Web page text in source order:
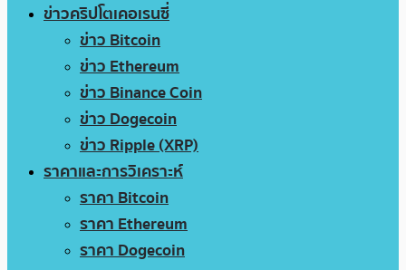
ข่าวคริปโตเคอเรนซี่
ข่าว Bitcoin
ข่าว Ethereum
ข่าว Binance Coin
ข่าว Dogecoin
ข่าว Ripple (XRP)
ราคาและการวิเคราะห์
ราคา Bitcoin
ราคา Ethereum
ราคา Dogecoin